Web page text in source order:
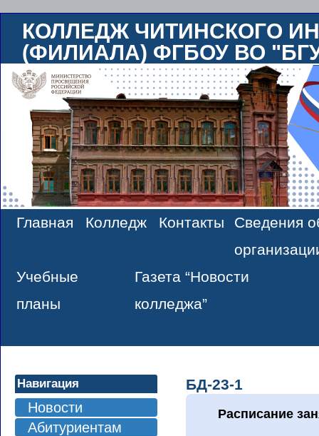
КОЛЛЕДЖ ЧИТИНСКОГО
(ФИЛИАЛА) ФГБОУ ВО
Skip
content
Главная Колледж Контакты
Сведения
Учебные
планы
Газета “Новости
колледжа”
БД-23-1
Расписание
Навигация
Новости
Абитуриентам